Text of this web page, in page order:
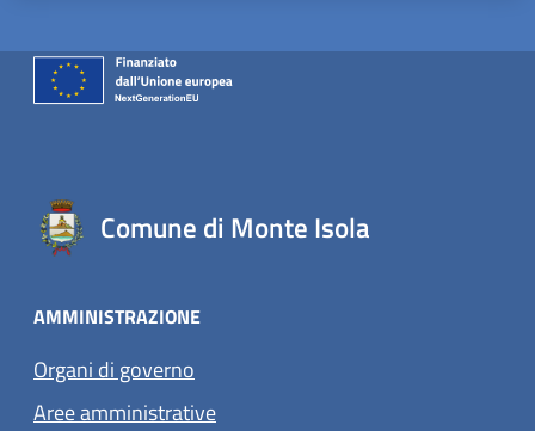
Comune di Monte Isola
AMMINISTRAZIONE
Organi di governo
Aree amministrative